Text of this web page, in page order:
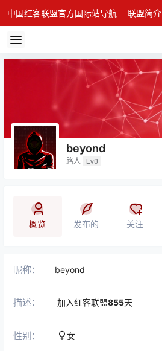
中国红客联盟官方国际站导航 联盟简介
beyond
路人 Lv0
概览 发布的 关注
昵称： beyond
描述： 加入红客联盟855天
性别： 女